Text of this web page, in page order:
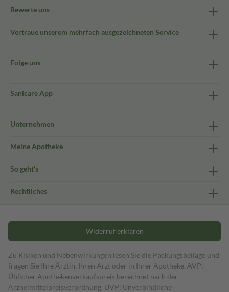
Bewerte uns
Vertraue unserem mehrfach ausgezeichneten Service
Folge uns
Sanicare App
Unternehmen
Meine Apotheke
So geht's
Rechtliches
Widerruf erklären
Zu Risiken und Nebenwirkungen lesen Sie die Packungsbeilage und
fragen Sie Ihre Ärztin, Ihren Arzt oder in Ihrer Apotheke. AVP:
Üblicher Apothekenverkaufspreis berechnet nach der
Arzneimittelpreisverordnung. UVP: Unverbindliche